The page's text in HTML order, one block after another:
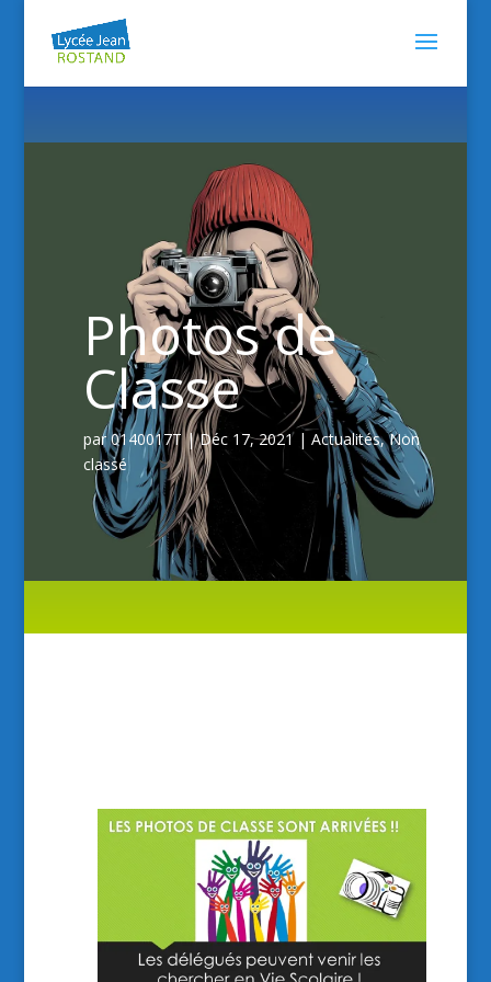
Photos de
Classe
par0140017T|Déc 17, 2021| Actualités,Non
classé